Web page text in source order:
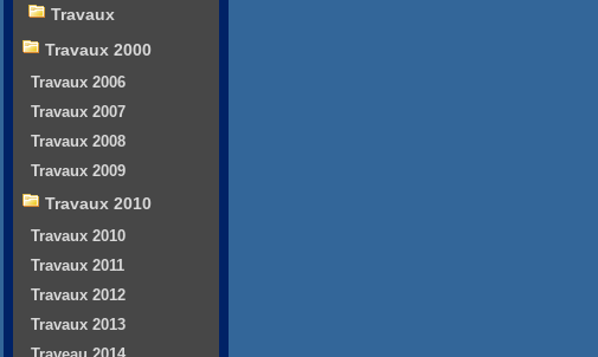
Travaux
Travaux 2000
Travaux 2006
Travaux 2007
Travaux 2008
Travaux 2009
Travaux 2010
Travaux 2010
Travaux 2011
Travaux 2012
Travaux 2013